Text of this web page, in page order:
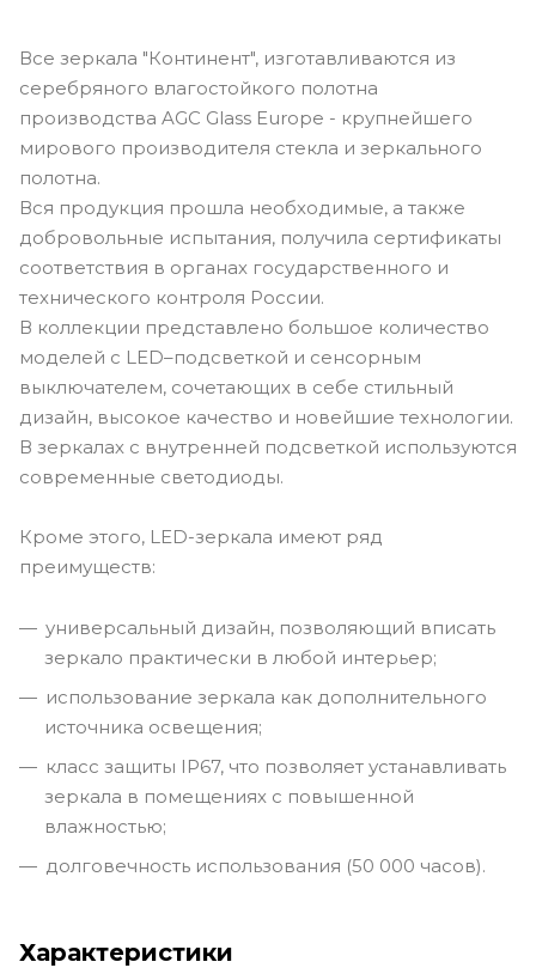
Все зеркала "Континент", изготавливаются из
серебряного влагостойкого полотна
производства AGC Glass Europe - крупнейшего
мирового производителя стекла и зеркального
полотна.
Вся продукция прошла необходимые, а также
добровольные испытания, получила сертификаты
соответствия в органах государственного и
технического контроля России.
В коллекции представлено большое количество
моделей с LED–подсветкой и сенсорным
выключателем, сочетающих в себе стильный
дизайн, высокое качество и новейшие технологии.
В зеркалах с внутренней подсветкой используются
современные светодиоды.
Кроме этого, LED-зеркала имеют ряд
преимуществ:
универсальный дизайн, позволяющий вписать
зеркало практически в любой интерьер;
использование зеркала как дополнительного
источника освещения;
класс защиты IP67, что позволяет устанавливать
зеркала в помещениях с повышенной
влажностью;
долговечность использования (50 000 часов).
Характеристики